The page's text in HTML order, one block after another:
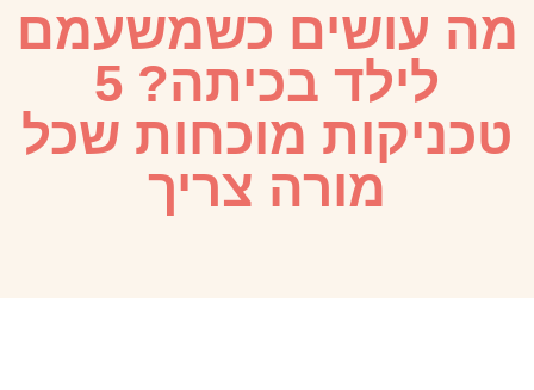
מה עושים כשמשעמם
לילד בכיתה? 5
טכניקות מוכחות שכל
מורה צריך